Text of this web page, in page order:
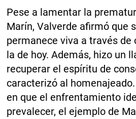
Pese a lamentar la
Marín, Valverde afirmó que
permanece viva a través
la de hoy. Además, hizo un
recuperar el espíritu de
caracterizó al
en que el enfrentamiento
prevalecer, el ejemplo de